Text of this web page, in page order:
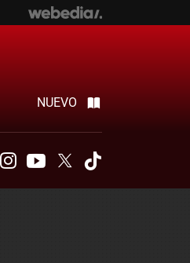
NUEVO
InstagramYoutubeTwitter